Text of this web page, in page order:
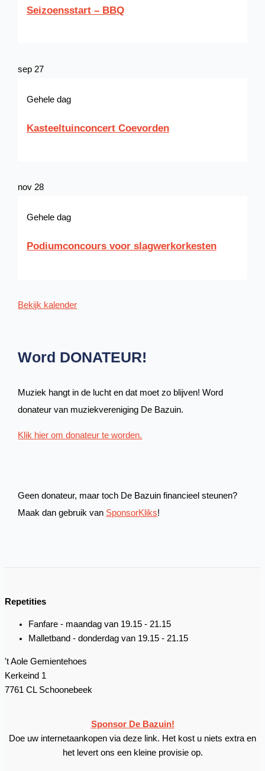
Seizoensstart – BBQ
sep 27
Gehele dag
Kasteeltuinconcert Coevorden
nov 28
Gehele dag
Podiumconcours voor slagwerkorkesten
Bekijk kalender
Word DONATEUR!
Muziek hangt in de lucht en dat moet zo blijven! Word
donateur van muziekvereniging De Bazuin.
Klik hier om donateur te worden.
Geen donateur, maar toch De Bazuin financieel steunen?
Maak dan gebruik van SponsorKliks!
Repetities
Fanfare - maandag van 19.15 - 21.15
Malletband - donderdag van 19.15 - 21.15
't Aole Gemientehoes
Kerkeind 1
7761 CL Schoonebeek
Sponsor De Bazuin!
Doe uw internetaankopen via deze link. Het kost u niets extra en
het levert ons een kleine provisie op.